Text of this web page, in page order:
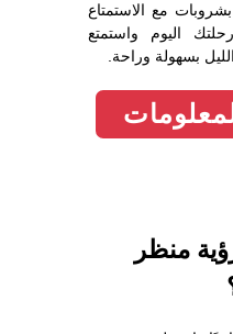
مع الاستمتاع
اليوم واستمتع
بسهولة وراحة.
منظر